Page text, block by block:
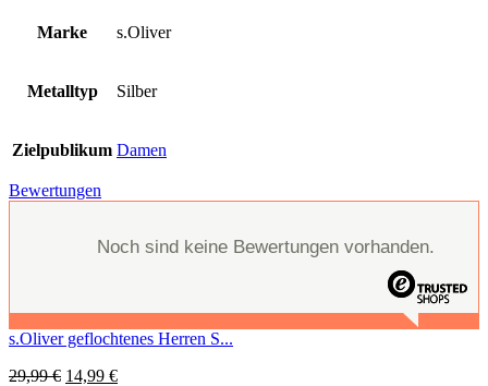
Marke s.Oliver
Metalltyp Silber
Zielpublikum Damen
Bewertungen
Noch sind keine Bewertungen vorhanden.
s.Oliver geflochtenes Herren S...
29,99€ 14,99 €